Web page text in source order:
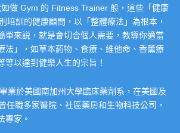
如做 Gym 的 Fitness Trainer 般，這些「健康
培訓的健康顧問，以「整體療法」為根本，
單來説，就是會切合個人需要，教導你適當
法」，如草本葯物、食療、維他命、香薰療
等以達到健樂人生的宗旨！
業於美國南加州大學臨床藥劑系，在美國及
任職多家醫院、社區藥房和生物科技公司，
專家。